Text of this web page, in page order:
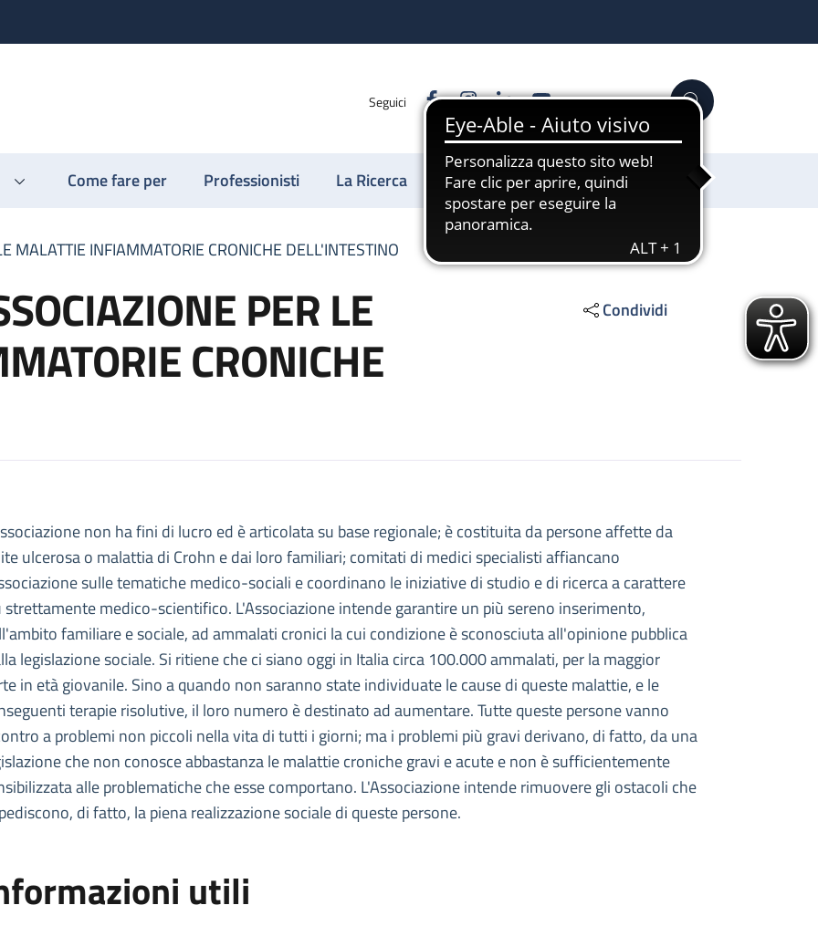
Seguici FacebookInstagram
LinkedinYouTube Cerca
Come fare per Professionisti La Ricerca Sostienici
MALATTIE INFIAMMATORIE CRONICHE DELL'INTESTINO
PER LE
CRONICHE
Condividi
PER LE MALATTIE INFIAMMATORIE CRONICHE DELL'INTESTINO
PER LE MALATTIE INFIAMMATORIE CRONICHE DELL'INTESTINO
non ha fini di lucro ed è articolata su base regionale; è costituita da persone affette da
ulcerosa o malattia di Crohn e dai loro familiari; comitati di medici specialisti affiancano
sulle tematiche medico-sociali e coordinano le iniziative di studio e di ricerca a carattere
strettamente medico-scientifico. L'Associazione intende garantire un più sereno inserimento,
familiare e sociale, ad ammalati cronici la cui condizione è sconosciuta all'opinione pubblica
legislazione sociale. Si ritiene che ci siano oggi in Italia circa 100.000 ammalati, per la maggior
in età giovanile. Sino a quando non saranno state individuate le cause di queste malattie, e le
terapie risolutive, il loro numero è destinato ad aumentare. Tutte queste persone vanno
a problemi non piccoli nella vita di tutti i giorni; ma i problemi più gravi derivano, di fatto, da una
che non conosce abbastanza le malattie croniche gravi e acute e non è sufficientemente
alle problematiche che esse comportano. L'Associazione intende rimuovere gli ostacoli che
di fatto, la piena realizzazione sociale di queste persone.
utili